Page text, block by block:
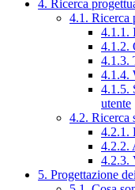
4. Ricerca
4.1. Ricerca
4.1.1.
4.1.2.
4.1.3.
4.1.4.
4.1.5.
utente
4.2. Ricerca
4.2.1.
4.2.2.
4.2.3.
5. Progettazione